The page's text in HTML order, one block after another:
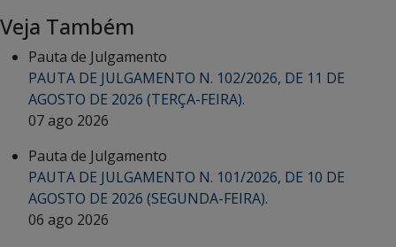
Veja Também
Pauta de Julgamento
PAUTA DE JULGAMENTO N. 102/2026, DE 11 DE
AGOSTO DE 2026 (TERÇA-FEIRA).
07 ago 2026
Pauta de Julgamento
PAUTA DE JULGAMENTO N. 101/2026, DE 10 DE
AGOSTO DE 2026 (SEGUNDA-FEIRA).
06 ago 2026